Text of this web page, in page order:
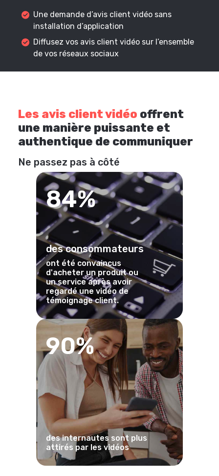
Une demande d’avis client vidéo sans
installation d’application
Diffusez vos avis client vidéo sur l’ensemble
de vos réseaux sociaux
Les avis client vidéo offrent
une manière puissante et
authentique de communiquer
Ne passez pas à côté
84%
des consommateurs
ont été convaincus
d'acheter un produit ou
un service après avoir
regardé une vidéo de
témoignage client.
90%
des internautes sont plus
attirés par les vidéos